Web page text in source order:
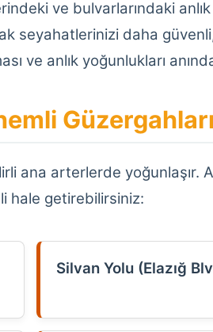
ve bulvarlarındaki anlık
seyahatlerinizi daha güvenli,
ve anlık yoğunlukları
ana arterlerde yoğunlaşır.
hale getirebilirsiniz:
Silvan Yolu (Elazığ